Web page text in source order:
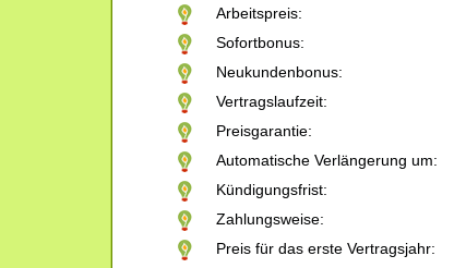
Arbeitspreis:
Sofortbonus:
Neukundenbonus:
Vertragslaufzeit:
Preisgarantie:
Automatische Verlängerung um:
Kündigungsfrist:
Zahlungsweise:
Preis für das erste Vertragsjahr: